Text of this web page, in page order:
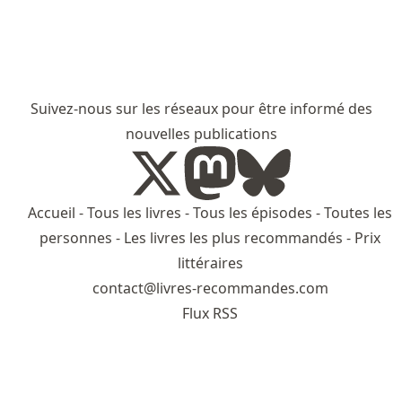
Suivez-nous sur les réseaux pour être informé des
nouvelles publications
Accueil -Tous les livres -Tous les épisodes -Toutes les
personnes - Les livres les plus recommandés - Prix
littéraires
contact@livres-recommandes.com
Flux RSS